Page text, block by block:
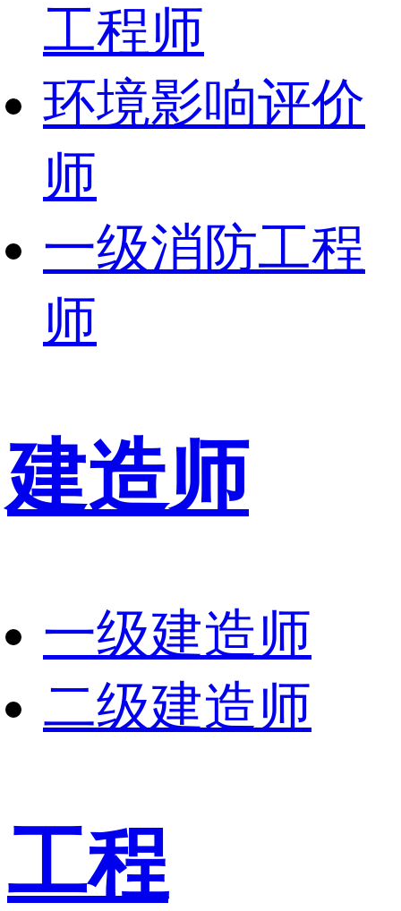
工程师
环境影响评价
师
一级消防工程
师
建造师
一级建造师
二级建造师
工程